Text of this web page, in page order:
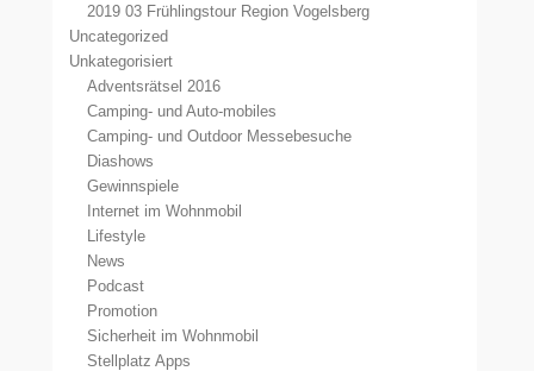
2019 03 Frühlingstour Region Vogelsberg
Uncategorized
Unkategorisiert
Adventsrätsel 2016
Camping- und Auto-mobiles
Camping- und Outdoor Messebesuche
Diashows
Gewinnspiele
Internet im Wohnmobil
Lifestyle
News
Podcast
Promotion
Sicherheit im Wohnmobil
Stellplatz Apps